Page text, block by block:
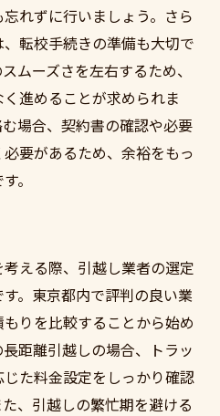
れずに行いましょう。さら
転校手続きの準備も大切で
ムーズさを左右するため、
進めることが求められま
場合、契約書の確認や必要
要があるため、余裕をもっ
。
える際、引越し業者の選定
。東京都内で評判の良い業
りを比較することから始め
距離引越しの場合、トラッ
た料金設定をしっかり確認
、引越しの繁忙期を避ける